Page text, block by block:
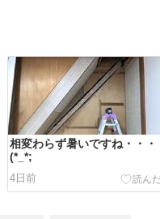
相変わらず暑いですね・・・
(*_*;
4日前